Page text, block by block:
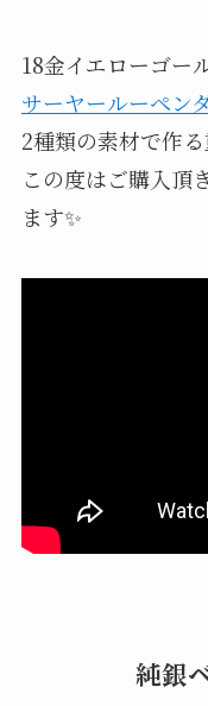
18金イエローゴー
サーヤールーペン
2種類の素材で作
この度はご購入頂
ます✨
純銀